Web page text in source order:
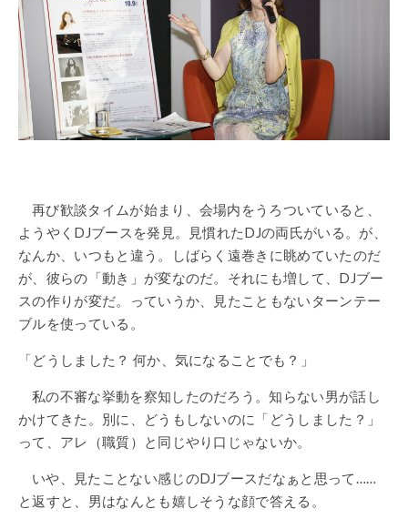
再び歓談タイムが始まり、会場内をうろついていると、
ようやくDJブースを発見。見慣れたDJの両氏がいる。が、
なんか、いつもと違う。しばらく遠巻きに眺めていたのだ
が、彼らの「動き」が変なのだ。それにも増して、DJブー
スの作りが変だ。っていうか、見たこともないターンテー
ブルを使っている。
「どうしました？ 何か、気になることでも？」
私の不審な挙動を察知したのだろう。知らない男が話し
かけてきた。別に、どうもしないのに「どうしました？」
って、アレ（職質）と同じやり口じゃないか。
いや、見たことない感じのDJブースだなぁと思って……
と返すと、男はなんとも嬉しそうな顔で答える。